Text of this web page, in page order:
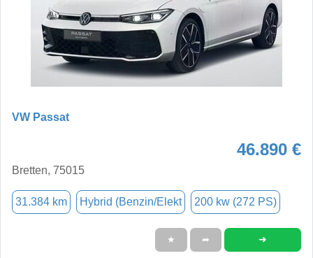
VW Passat
46.890 €
Bretten, 75015
31.384 km Hybrid (Benzin/Elekt 200 kw (272 PS)
★ ➦ ➜